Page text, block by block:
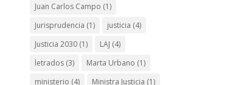
Juan Carlos Campo (1)
Jurisprudencia (1) justicia (4)
Justicia 2030 (1) LAJ (4)
letrados (3) Marta Urbano (1)
ministerio (4) Ministra Justicia (1)